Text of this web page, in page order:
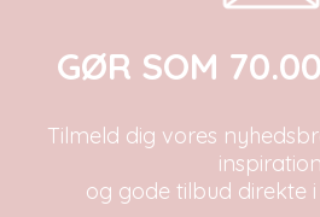
GØR SOM
Tilmeld dig vores
inspiration
og gode tilbud direkte